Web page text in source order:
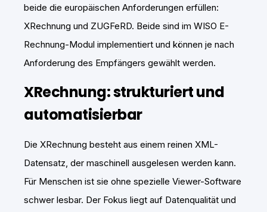
beide die europäischen Anforderungen erfüllen:
XRechnung und ZUGFeRD. Beide sind im WISO E-
Rechnung-Modul implementiert und können je nach
Anforderung des Empfängers gewählt werden.
XRechnung: strukturiert und
automatisierbar
Die XRechnung besteht aus einem reinen XML-
Datensatz, der maschinell ausgelesen werden kann.
Für Menschen ist sie ohne spezielle Viewer-Software
schwer lesbar. Der Fokus liegt auf Datenqualität und